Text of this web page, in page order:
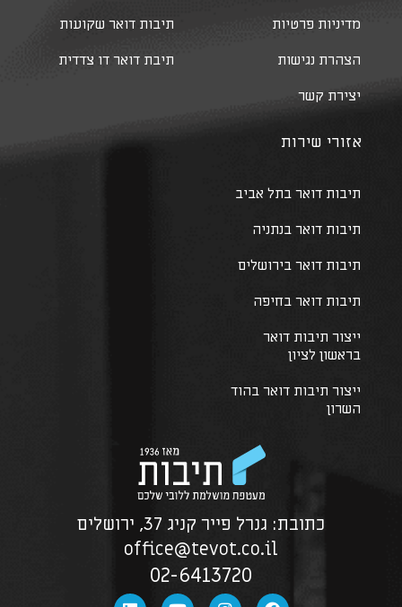
מדיניות פרטיות
הצהרת נגישות
יצירת קשר
תיבות דואר שקועות
תיבת דואר דו צדדית
אזורי שירות
תיבות דואר בתל אביב
תיבות דואר בנתניה
תיבות דואר בירושלים
תיבות דואר בחיפה
ייצור תיבות דואר
בראשון לציון
ייצור תיבות דואר בהוד
השרון
כתובת: גנרל פייר קניג 37, ירושלים
office@tevot.co.il
02-6413720